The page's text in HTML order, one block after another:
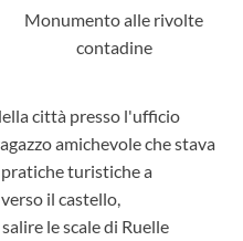
Monumento alle rivolte
contadine
città presso l'ufficio
amichevole che stava
turistiche a
il castello,
le scale di Ruelle